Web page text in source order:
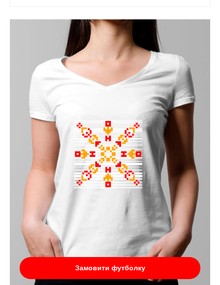
Замовити футболку